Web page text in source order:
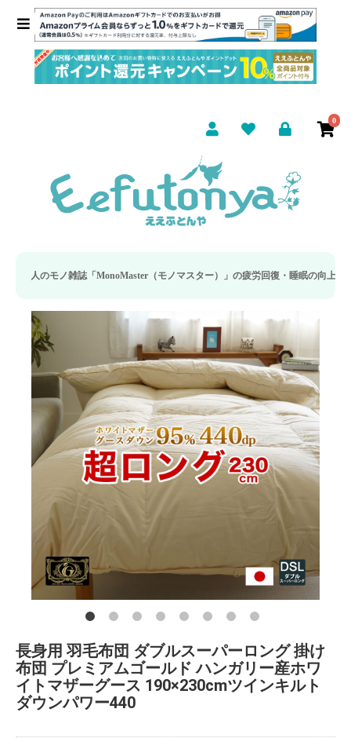
0
（モノマスター）」の疲労回復・睡眠の向上特集に当社のリカバリー枕カバー
長身用 羽毛布団 ダブルスーパーロング 掛け
布団 プレミアムゴールド ハンガリー産ホワ
イトマザーグース 190×230cmツインキルト
ダウンパワー440